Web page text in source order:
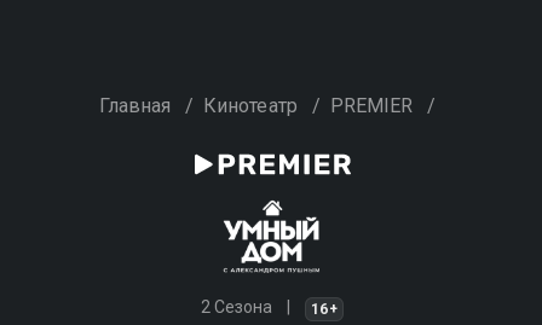
Главная / Кинотеатр / PREMIER /
2 Сезона 16+